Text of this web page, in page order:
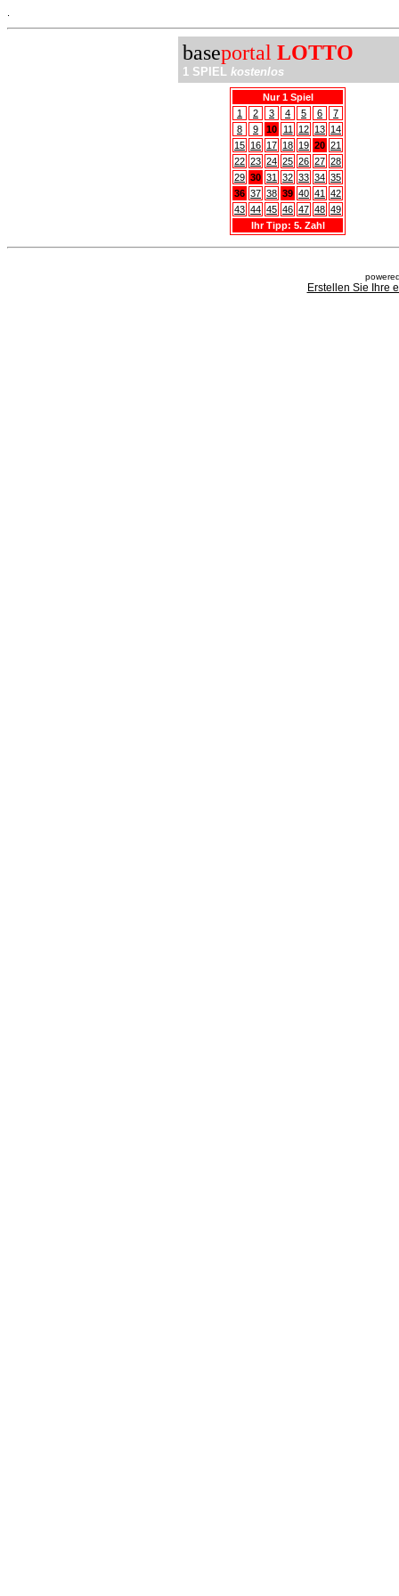
baseportal LOTTO
1 SPIEL kostenlos
Nur 1 Spiel
1
2 3 4 5 6
7
8
9 10 11 12 13 14
15 16 17 18 19 20 21
22 23 24 25 26 27 28
29 30 31 32 33 34 35
36 37 38 39 40 41
42
43 44 45 46 47 48 49
Ihr Tipp: 5. Zahl
Erstellen Sie Ihre